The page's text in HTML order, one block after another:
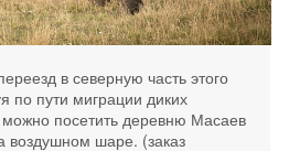
в северную часть этого
по пути миграции диких
посетить деревню Масаев
воздушном шаре. (заказ